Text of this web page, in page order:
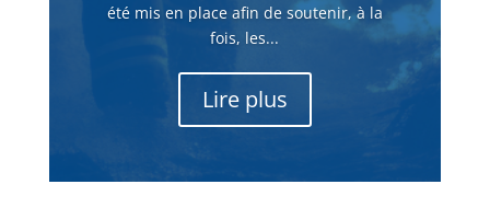
été mis en place afin de soutenir, à la
fois, les...
Lire plus